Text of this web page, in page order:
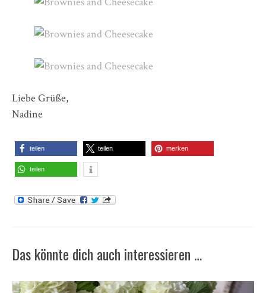
Liebe Grüße,
Nadine
teilen teilen merken
teilen
Das könnte dich auch interessieren …